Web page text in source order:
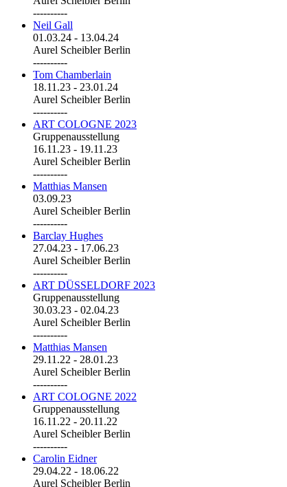
----------
Neil Gall
01.03.24 - 13.04.24
Aurel Scheibler Berlin
----------
Tom Chamberlain
18.11.23 - 23.01.24
Aurel Scheibler Berlin
----------
ART COLOGNE 2023
Gruppenausstellung
16.11.23 - 19.11.23
Aurel Scheibler Berlin
----------
Matthias Mansen
03.09.23
Aurel Scheibler Berlin
----------
Barclay Hughes
27.04.23 - 17.06.23
Aurel Scheibler Berlin
----------
ART DÜSSELDORF 2023
Gruppenausstellung
30.03.23 - 02.04.23
Aurel Scheibler Berlin
----------
Matthias Mansen
29.11.22 - 28.01.23
Aurel Scheibler Berlin
----------
ART COLOGNE 2022
Gruppenausstellung
16.11.22 - 20.11.22
Aurel Scheibler Berlin
----------
Carolin Eidner
29.04.22 - 18.06.22
Aurel Scheibler Berlin